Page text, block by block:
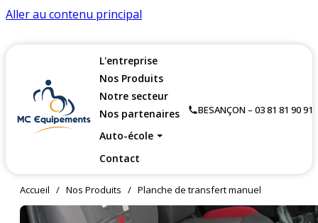
Aller au contenu principal
L'entreprise
Nos Produits
Notre secteur
Nos partenaires
Auto-école
Contact
BESANÇON – 03 81 81 90 91
Accueil / Nos Produits / Planche de transfert manuel